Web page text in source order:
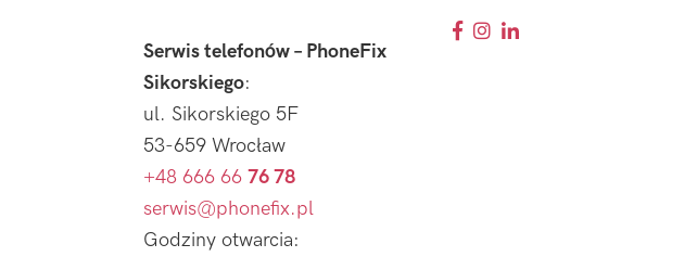
Serwis telefonów – PhoneFix
Sikorskiego:
ul. Sikorskiego 5F
53-659 Wrocław
+48 666 66 76 78
serwis@phonefix.pl
Godziny otwarcia: